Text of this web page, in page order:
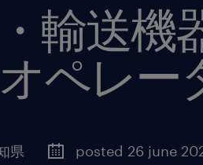
輸送機
ペレー
県 posted 26 june